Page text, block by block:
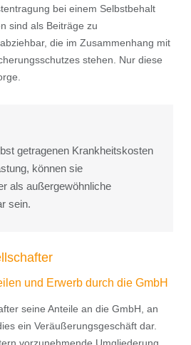
bei einem Selbstbehalt
sind als Beiträge zu
die im Zusammenhang mit
stehen. Nur diese
getragenen Krankheitskosten
können sie
als außergewöhnliche
sein.
und Erwerb durch die GmbH
seine Anteile an die GmbH, an
ein Veräußerungsgeschäft dar.
vorzunehmende Umgliederung